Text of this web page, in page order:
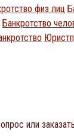
физ лиц
Банкротство
или